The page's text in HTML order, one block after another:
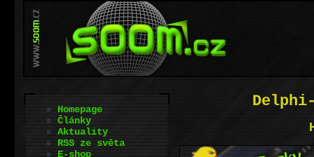
Homepage
Články
Aktuality
RSS ze světa
E-shop